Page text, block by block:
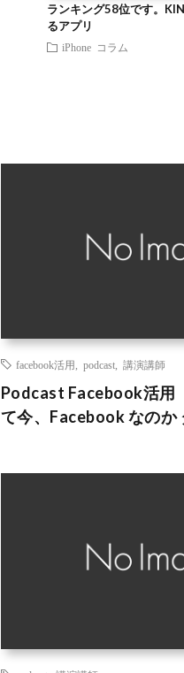
ランキング58位です。
るアプリ
iPhone コラム
facebook活用 podcast, 講演講師
Podcast Facebook活用
て今、Facebook なのか